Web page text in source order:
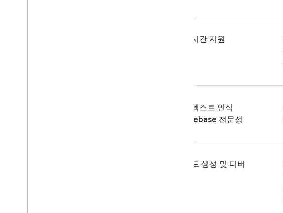
실시간 지원
컨텍스트 인식
Firebase 전문성
코드 생성 및 디버